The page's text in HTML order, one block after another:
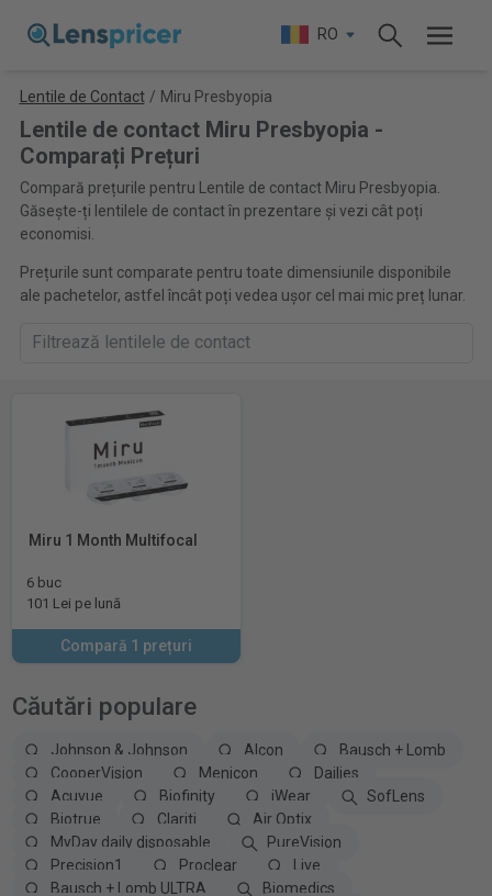
RO
Lentile de Contact / Miru Presbyopia
Lentile de contact Miru Presbyopia -
Comparați Prețuri
Compară prețurile pentru Lentile de contact Miru Presbyopia.
Găsește-ți lentilele de contact în prezentare și vezi cât poți
economisi.
Prețurile sunt comparate pentru toate dimensiunile disponibile
ale pachetelor, astfel încât poți vedea ușor cel mai mic preț lunar.
Miru 1 Month Multifocal
6 buc
101 Lei pe lună
Compară 1 prețuri
Căutări populare
Johnson & Johnson Alcon
Bausch + Lomb
CooperVision
Menicon
Dailies
Acuvue
Biofinity iWear
SofLens
Biotrue
Clariti
Air Optix
MyDay daily disposable
PureVision
Precision1
Proclear
Live
Bausch + Lomb ULTRA
Biomedics